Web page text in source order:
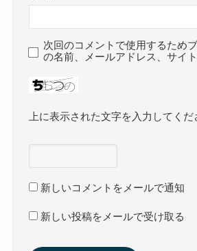
次回のコメントで使用するため
の名前、メールアドレス、サイト
上に表示された文字を入力してくだ
新しいコメントをメールで通知
新しい投稿をメールで受け取る